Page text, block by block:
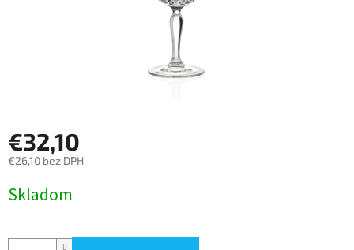
€32,10
€26,10 bez DPH
cena:
Skladom